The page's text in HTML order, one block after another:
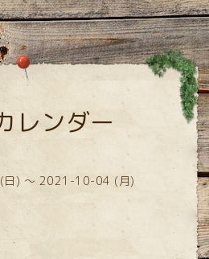
レンダー
) ～ 2021-10-04 (月)